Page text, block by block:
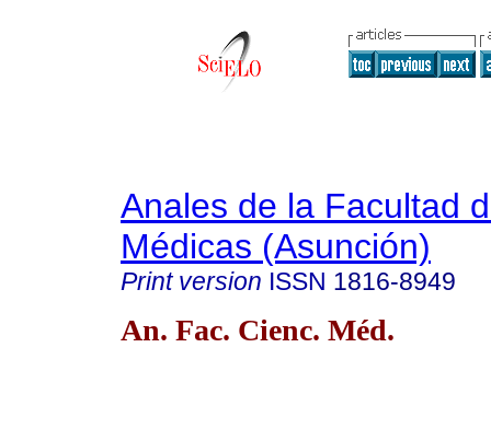
Anales de la Facultad
Médicas (Asunción)
Print version ISSN 1816-8949
An. Fac. Cienc. Méd.